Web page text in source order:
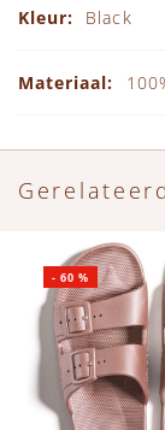
Black
-60 %